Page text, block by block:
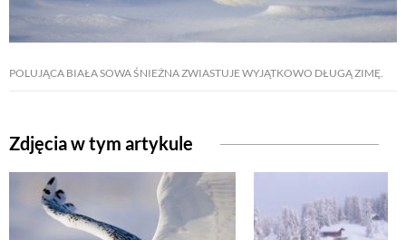
POLUJĄCA BIAŁA SOWA ŚNIEŻNA ZWIASTUJE WYJĄTKOWO DŁUGĄ ZIMĘ.
Zdjęcia w tym artykule